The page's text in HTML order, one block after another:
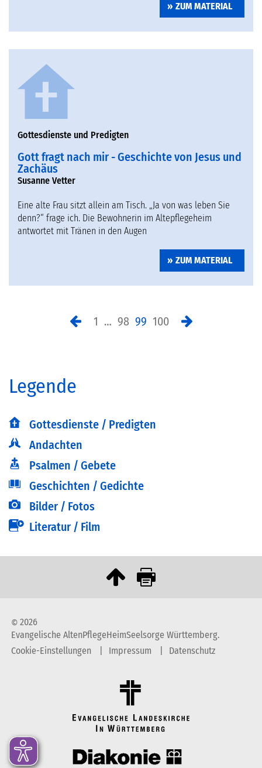
ZUM MATERIAL
Gottesdienste und Predigten
Gott fragt nach mir - Geschichte von Jesus und
Zachäus
Susanne Vetter
Eine alte Frau sitzt allein am Tisch. „Ja von was leben Sie
denn?“ frage ich. Die Bewohnerin im Altepflegeheim
antwortet mit Tränen in den Augen
ZUM MATERIAL
1 … 98 99 100
Legende
Gottesdienste / Predigten
Andachten
Psalmen / Gebete
Geschichten / Gedichte
Bilder / Fotos
Literatur / Film
© 2026
Evangelische AltenPflegeHeimSeelsorge Württemberg.
Cookie-Einstellungen
Impressum Datenschutz